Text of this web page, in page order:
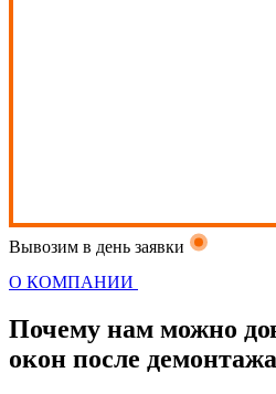
Вывозим в день заявки
О КОМПАНИИ
Почему нам можно
окон после